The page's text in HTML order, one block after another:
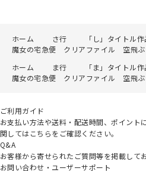
ホーム さ行 「し」タイトル
魔女の宅急便 クリアファイル 空飛ぶ
ホーム
ま行 「ま」タイトル
魔女の宅急便 クリアファイル 空飛ぶ
ご利用ガイド
お支払い方法や送料・配送時間、ポイント
関してはこちらをご確認ください。
Q&A
お客様から寄せられたご質問等を掲載してお
お問い合わせ・ユーザーサポート